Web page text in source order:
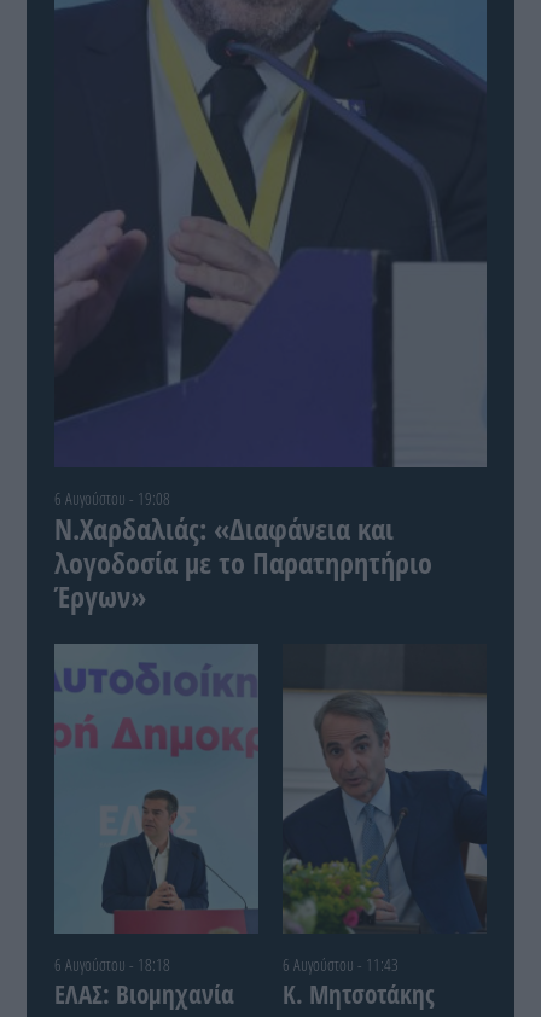
6 Αυγούστου - 19:08
Ν.Χαρδαλιάς: «Διαφάνεια και
λογοδοσία με το Παρατηρητήριο
Έργων»
6 Αυγούστου - 18:18
ΕΛΑΣ: Βιομηχανία
6 Αυγούστου - 11:43
Κ. Μητσοτάκης